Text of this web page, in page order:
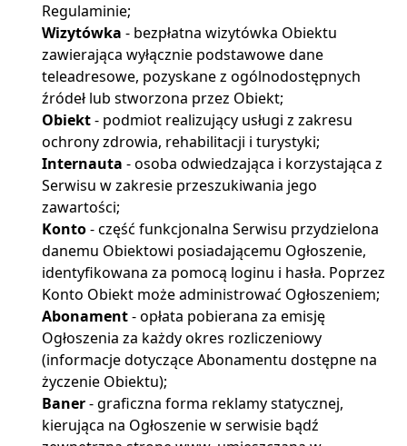
Regulaminie;
Wizytówka - bezpłatna wizytówka Obiektu
zawierająca wyłącznie podstawowe dane
teleadresowe, pozyskane z ogólnodostępnych
źródeł lub stworzona przez Obiekt;
Obiekt- podmiot realizujący usługi z zakresu
ochrony zdrowia, rehabilitacji i turystyki;
Internauta - osoba odwiedzająca i korzystająca z
Serwisu w zakresie przeszukiwania jego
zawartości;
Konto- część funkcjonalna Serwisu przydzielona
danemu Obiektowi posiadającemu Ogłoszenie,
identyfikowana za pomocą loginu i hasła. Poprzez
Konto Obiekt może administrować Ogłoszeniem;
Abonament- opłata pobierana za emisję
Ogłoszenia za każdy okres rozliczeniowy
(informacje dotyczące Abonamentu dostępne na
życzenie Obiektu);
Baner- graficzna forma reklamy statycznej,
kierująca na Ogłoszenie w serwisie bądź